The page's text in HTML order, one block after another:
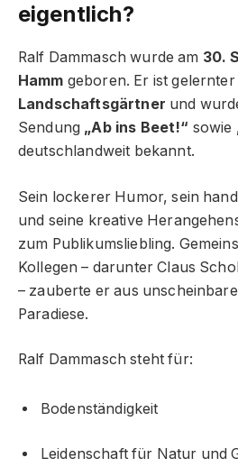
eigentlich?
Ralf Dammasch wurde am 30.
Hamm geboren. Er ist gelernter
Landschaftsgärtner und
Sendung „Ab ins Beet!“ sowie
deutschlandweit bekannt.
Sein lockerer Humor, sein
und seine kreative
zum Publikumsliebling.
Kollegen – darunter Claus
– zauberte er aus
Paradiese.
Ralf Dammasch steht für:
Bodenständigkeit
Leidenschaft für Natur und